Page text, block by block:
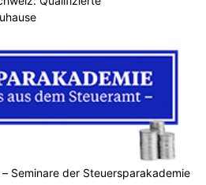
Seminare der Steuersparakademie